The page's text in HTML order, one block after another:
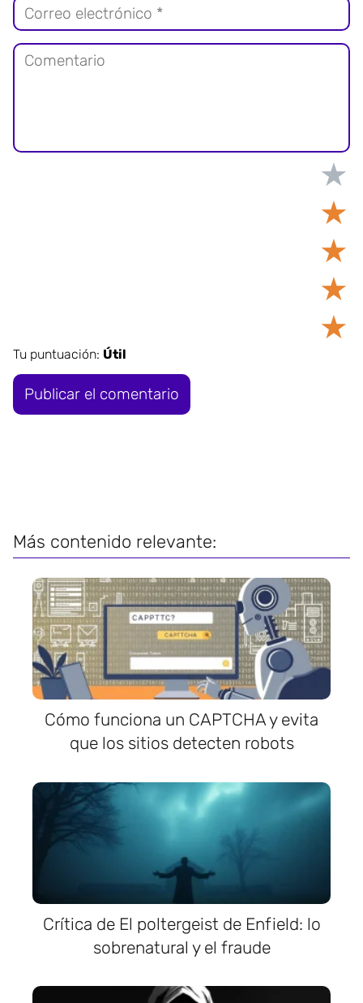
★
★
★
★
★
Tu puntuación: Útil
Más contenido relevante:
Cómo funciona un CAPTCHA y evita
que los sitios detecten robots
Crítica de El poltergeist de Enfield: lo
sobrenatural y el fraude